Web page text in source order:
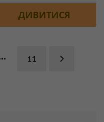
ДИВИТИСЯ
11